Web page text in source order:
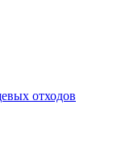
отходов